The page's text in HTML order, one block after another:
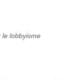
le lobbyisme